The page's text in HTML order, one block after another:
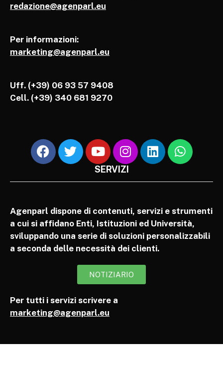
redazione@agenparl.eu
Per informazioni:
marketing@agenparl.eu
Uff. (+39) 06 93 57 9408
Cell. (+39) 340 681 9270
SERVIZI
Agenparl dispone di contenuti, servizi e strumenti
a cui si affidano Enti, Istituzioni ed Università,
sviluppando una serie di soluzioni personalizzabili
a seconda delle necessità dei clienti.
NOTIZIARIO
Per tutti i servizi scrivere a
marketing@agenparl.eu